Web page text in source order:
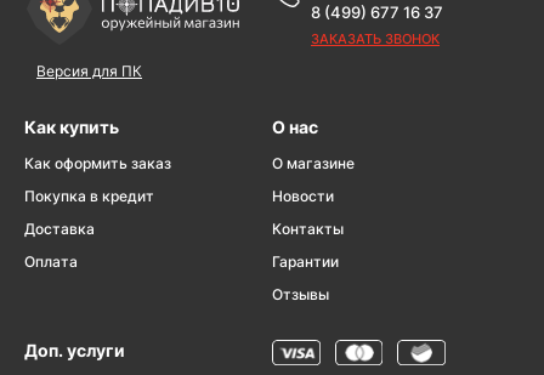
Версия для ПК
8 (499) 677 16 37
ЗАКАЗАТЬ ЗВОНОК
Как купить
Как оформить заказ
Покупка в кредит
Доставка
Оплата
О нас
О магазине
Новости
Контакты
Гарантии
Отзывы
Доп. услуги